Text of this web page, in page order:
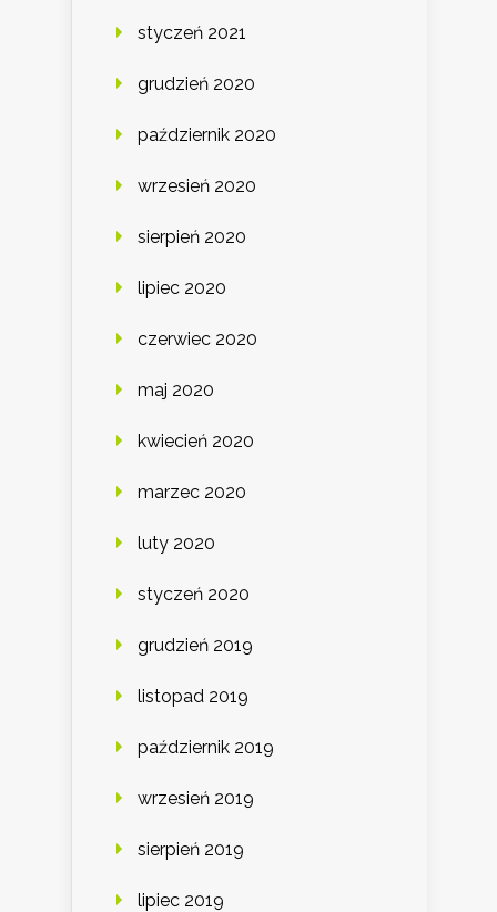
styczeń 2021
grudzień 2020
październik 2020
wrzesień 2020
sierpień 2020
lipiec 2020
czerwiec 2020
maj 2020
kwiecień 2020
marzec 2020
luty 2020
styczeń 2020
grudzień 2019
listopad 2019
październik 2019
wrzesień 2019
sierpień 2019
lipiec 2019